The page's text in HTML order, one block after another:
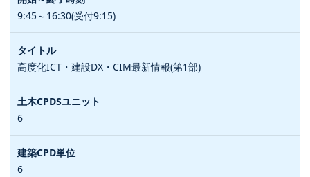
9:45～16:30(受付9:15)
高度化ICT・建設DX・CIM最新情報(第1部)
6
6